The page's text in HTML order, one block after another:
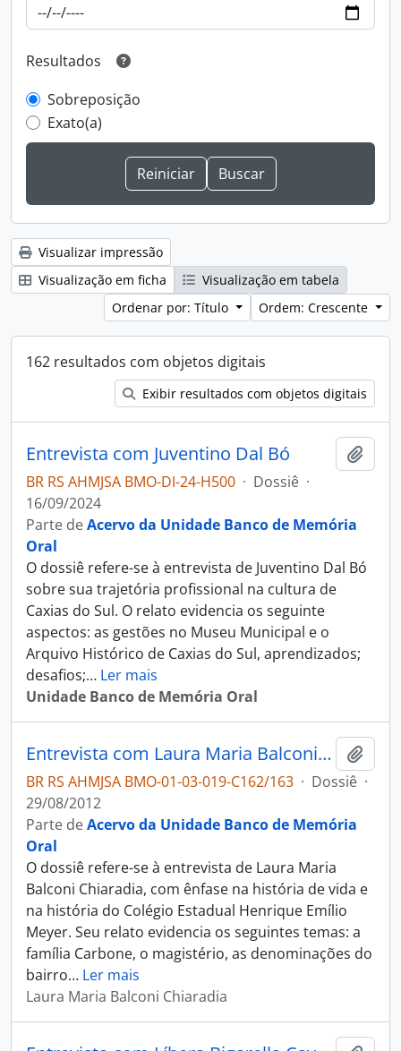
Resultados
Sobreposição
Exato(a)
Visualizar impressão
Visualização em ficha
Visualização em tabela
Ordenar por: Título
Ordem: Crescente
162 resultados com objetos digitais
Exibir resultados com objetos digitais
Entrevista com Juventino Dal Bó
BR RS AHMJSA BMO-DI-24-H500 · Dossiê ·
16/09/2024
Parte deAcervo da Unidade Banco de Memória
Oral
O dossiê refere-se à entrevista de Juventino Dal Bó
sobre sua trajetória profissional na cultura de
Caxias do Sul. O relato evidencia os seguinte
aspectos: as gestões no Museu Municipal e o
Arquivo Histórico de Caxias do Sul, aprendizados;
desafios;… Ler mais
Unidade Banco de Memória Oral
Entrevista com Laura Maria Balconi Chiaradia
BR RS AHMJSA BMO-01-03-019-C162/163 · Dossiê ·
29/08/2012
Parte deAcervo da Unidade Banco de Memória
Oral
O dossiê refere-se à entrevista de Laura Maria
Balconi Chiaradia, com ênfase na história de vida e
na história do Colégio Estadual Henrique Emílio
Meyer. Seu relato evidencia os seguintes temas: a
família Carbone, o magistério, as denominações do
bairro… Ler mais
Laura Maria Balconi Chiaradia